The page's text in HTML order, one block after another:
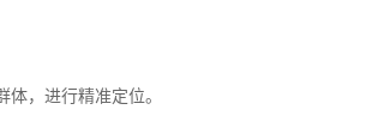
，进行精准定位。